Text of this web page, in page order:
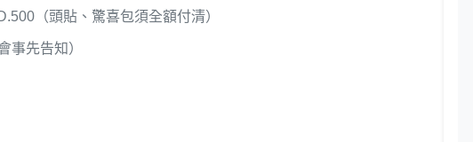
（頭貼、驚喜包須全額付清）
事先告知）